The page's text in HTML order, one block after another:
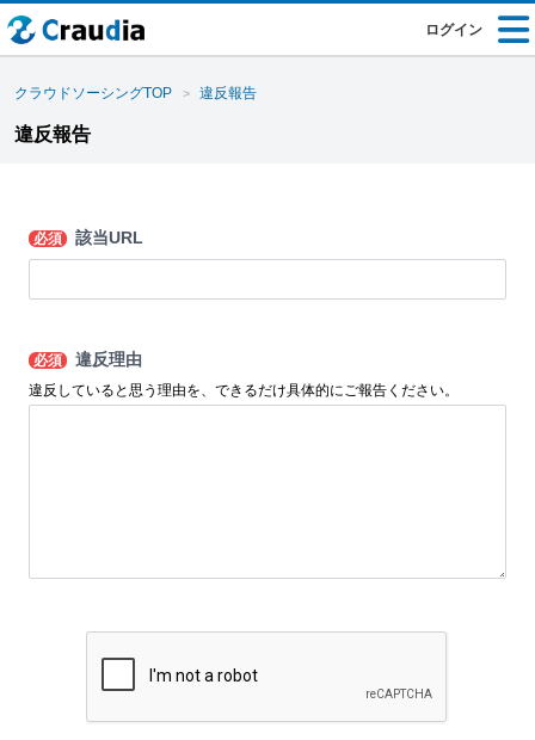
ログイン
クラウドソーシングTOP 違反報告
違反報告
必須 該当URL
必須 違反理由
違反していると思う理由を、できるだけ具体的にご報告ください。